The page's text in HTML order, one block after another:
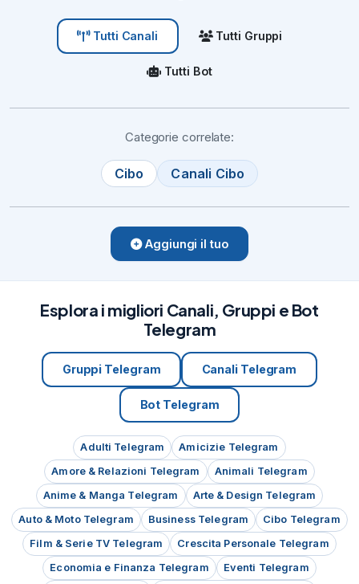
Tutti Canali Tutti Gruppi
Tutti Bot
Categorie correlate:
Cibo Canali Cibo
Aggiungi il tuo
Esplora i migliori Canali, Gruppi e Bot
Telegram
Gruppi Telegram Canali Telegram
Bot Telegram
Adulti Telegram
Amicizie Telegram
Amore & Relazioni Telegram
Animali Telegram
Anime & Manga Telegram
Arte & Design Telegram
Auto & Moto Telegram
Business Telegram
Cibo Telegram
Film & Serie TV Telegram
Crescita Personale Telegram
Economia e Finanza Telegram
Eventi Telegram